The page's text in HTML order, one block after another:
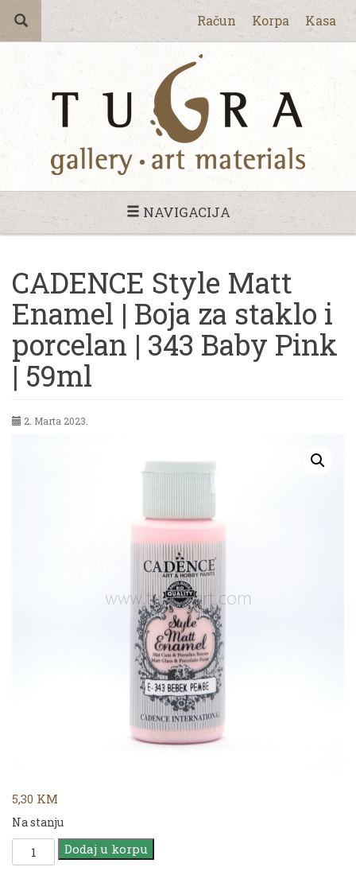
Račun Korpa Kasa
NAVIGACIJA
CADENCE Style Matt
Enamel | Boja za staklo i
porcelan | 343 Baby Pink
| 59ml
2. Marta 2023.
5,30 KM
Na stanju
CADENCE
Style
Dodaj u korpu